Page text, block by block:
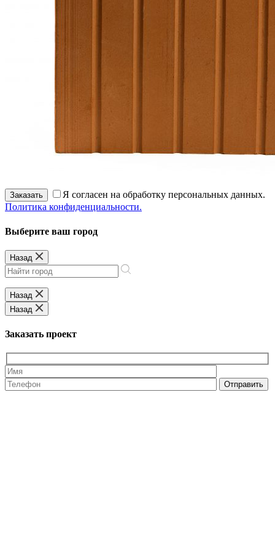
Заказать
Я согласен на обработку персональных данных.
Политика конфиденциальности.
Выберите ваш город
Назад
Назад
Назад
Заказать проект